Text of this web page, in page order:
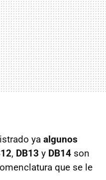
ya algunos
, DB13 y DB14 son
que se le